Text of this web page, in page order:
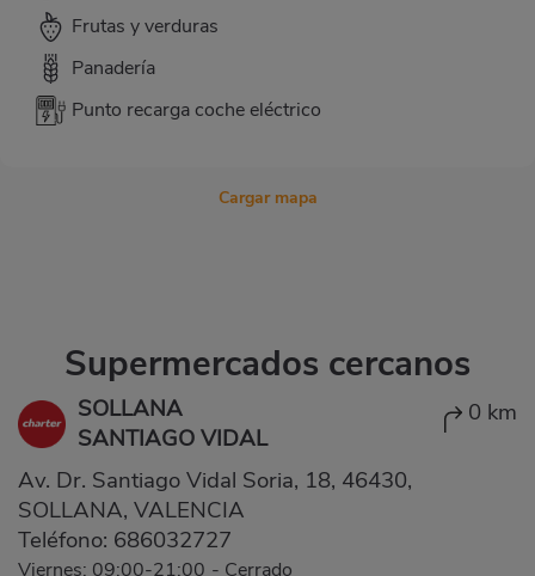
Frutas y verduras
Panadería
Punto recarga coche eléctrico
Cargar mapa
Supermercados cercanos
SOLLANA
SANTIAGO VIDAL
0 km
Av. Dr. Santiago Vidal Soria, 18, 46430,
SOLLANA, VALENCIA
Teléfono: 686032727
Viernes: 09:00-21:00 - Cerrado